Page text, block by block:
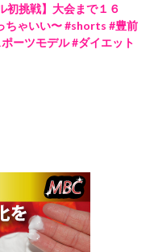
初挑戦】大会まで１６
ちゃいい〜 #shorts #豊前
ーツモデル #ダイエット